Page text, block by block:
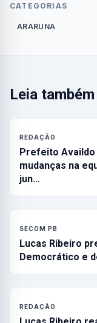
CATEGORIAS
ARARUNA
Leia também
REDAÇÃO
Prefeito Availdo
mudanças na
jun…
SECOM PB
Lucas Ribeiro
Democrático e
REDAÇÃO